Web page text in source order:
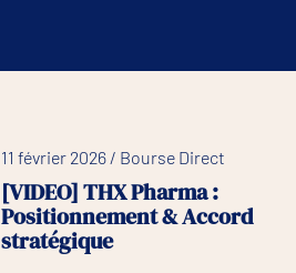
11 février 2026 / Bourse Direct
[VIDEO] THX Pharma :
Positionnement & Accord
stratégique